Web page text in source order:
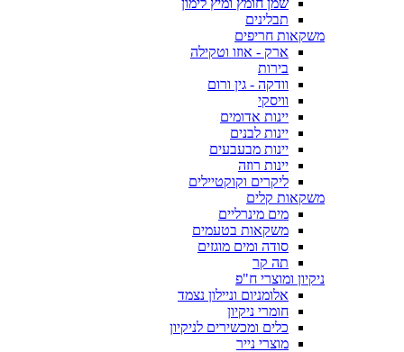
שמן חומץ ומיץ לימון
תבלינים
משקאות חריפים
ארק - אוזו וטקילה
בירות
וודקה - גין ורום
וויסקי
יינות אדומים
יינות לבנים
יינות מבעבעים
יינות רוזה
ליקרים וקוקטיילים
משקאות קלים
מים מינרליים
משקאות בטעמים
סודה ומים מוגזים
תה קר
ניקיון ומוצרי ח"פ
אלומניום וניילון נצמד
חומרי ניקיון
כלים ומכשירים לניקיון
מוצרי נייר